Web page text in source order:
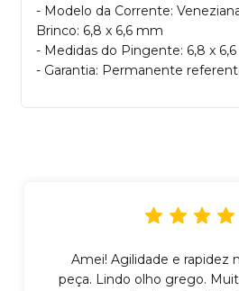
- Modelo da Corrente:
Brinco: 6,8 x 6,6 mm
- Medidas do Pingente: 6,8 x
- Garantia: Permanente
Amei! Agilidade e rapidez
peça. Lindo olho grego.